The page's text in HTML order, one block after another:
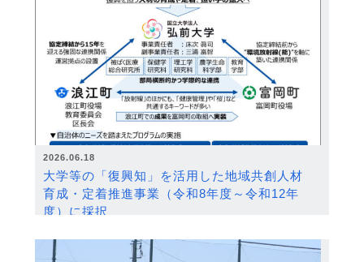
2026.06.18
大学等の「復興知」を活用した地域共創人材
育成・定着推進事業（令和8年度～令和12年
度）に採択